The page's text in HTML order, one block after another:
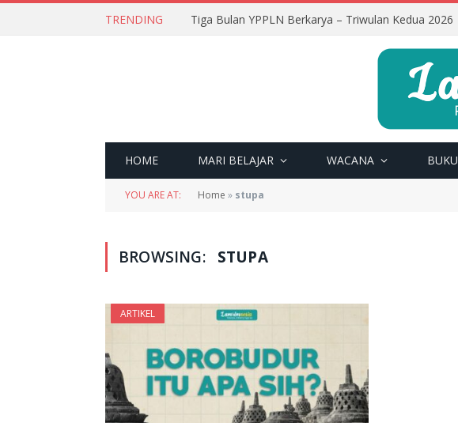
TRENDING Tiga Bulan YPPLN Berkarya – Triwulan Kedua 2026
HOME MARI BELAJAR WACANA BUKU
YOU ARE AT: Home » stupa
BROWSING: STUPA
ARTIKEL